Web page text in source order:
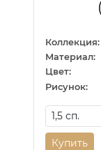
Коллекция:
Материал:
Цвет:
Рисунок:
Купить